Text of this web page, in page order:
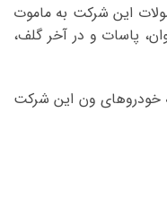
این شرکت به ماموت
پاسات و در آخر گلف،
خودروهای ون این شرکت